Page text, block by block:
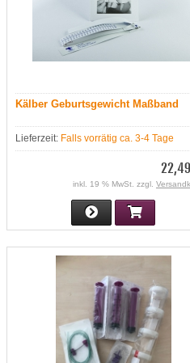
Kälber Geburtsgewicht Maßband
Lieferzeit: Falls vorrätig ca. 3-4 Tage
22,49
inkl. 19 % MwSt. zzgl.